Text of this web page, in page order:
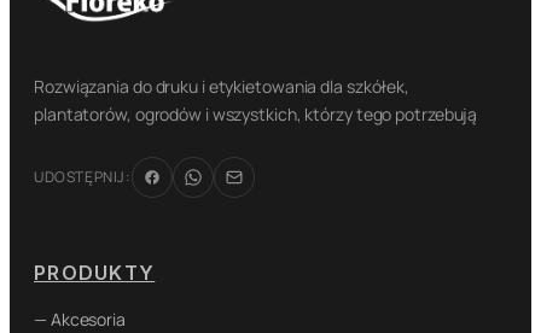
Rozwiązania do druku i etykietowania dla szkółek,
plantatorów, ogrodów i wszystkich, którzy tego potrzebują
UDOSTĘPNIJ:
PRODUKTY
— Akcesoria